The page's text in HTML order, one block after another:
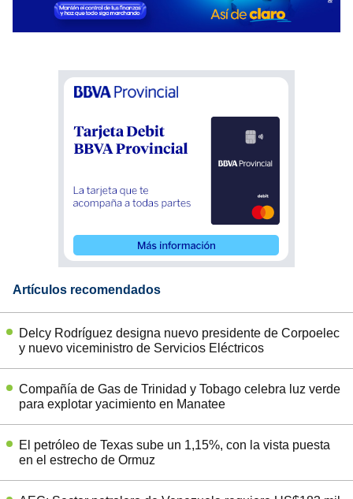
Artículos recomendados
Delcy Rodríguez designa nuevo presidente de Corpoelec
y nuevo viceministro de Servicios Eléctricos
Compañía de Gas de Trinidad y Tobago celebra luz verde
para explotar yacimiento en Manatee
El petróleo de Texas sube un 1,15%, con la vista puesta
en el estrecho de Ormuz